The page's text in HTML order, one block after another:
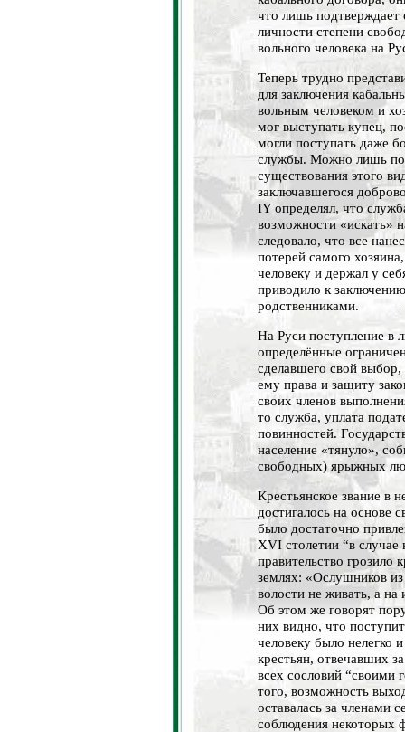
что лишь подтверждает
личности степени
вольного человека на
Теперь трудно
для заключения
вольным человеком и
мог выступать купец,
могли поступать даже
службы. Можно лишь
существования этого
заключавшегося
IY определял, что
возможности «искать»
следовало, что все
потерей самого
человеку и держал у
приводило к
родственниками.
На Руси поступление в
определённые
сделавшего свой
ему права и защиту
своих членов
то служба, уплата
повинностей.
население «тянуло»,
свободных) ярыжных
Крестьянское звание в
достигалось на основе
было достаточно
XVI столетии “в случае
правительство
землях: «Ослушников
волости не живать, а
Об этом же говорят
них видно, что
человеку было нелегко
крестьян, отвечавших
всех сословий “своими
того, возможность
оставалась за членами
соблюдения некоторых